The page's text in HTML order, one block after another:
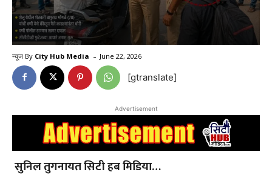
न्यूज By City Hub Media - June 22, 2026
[gtranslate]
Advertisement
सुनिल तुगनायत सिटी हब मिडिया…